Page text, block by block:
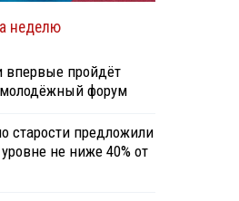
неделю
впервые пройдёт
форум
старости предложили
не ниже 40% от